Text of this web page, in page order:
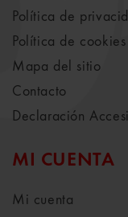
Política de
Política de cookies
Mapa del sitio
Contacto
Declaración
MI CUENTA
Mi cuenta